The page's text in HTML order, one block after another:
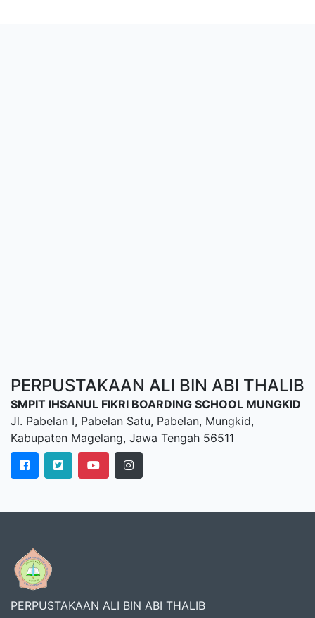
PERPUSTAKAAN ALI BIN ABI THALIB
SMPIT IHSANUL FIKRI BOARDING SCHOOL MUNGKID
Jl. Pabelan I, Pabelan Satu, Pabelan, Mungkid,
Kabupaten Magelang, Jawa Tengah 56511
PERPUSTAKAAN ALI BIN ABI THALIB